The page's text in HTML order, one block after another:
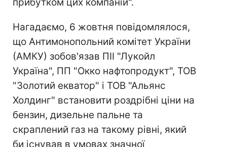
Нагадаємо, 6 жовтня повідомлялося,
що Антимонопольний комітет України
(АМКУ) зобов'язав ПІІ "Лукойл
Україна", ПП "Окко нафтопродукт", ТОВ
"Золотий екватор" і ТОВ "Альянс
Холдинг" встановити роздрібні ціни на
бензин, дизельне пальне та
скраплений газ на такому рівні, який
би існував в умовах значної